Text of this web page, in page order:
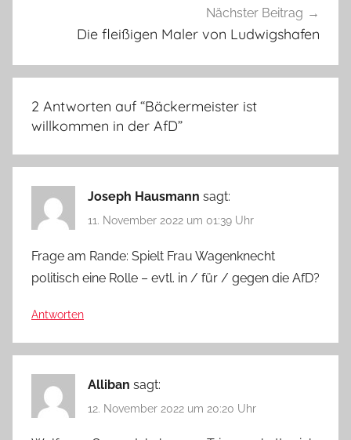
Nächster Beitrag
Die fleißigen Maler von Ludwigshafen
2 Antworten auf “Bäckermeister ist
willkommen in der AfD”
Joseph Hausmann sagt:
11. November 2022 um 01:39 Uhr
Frage am Rande: Spielt Frau Wagenknecht
politisch eine Rolle – evtl. in / für / gegen die AfD?
Antworten
Alliban sagt:
12. November 2022 um 20:20 Uhr